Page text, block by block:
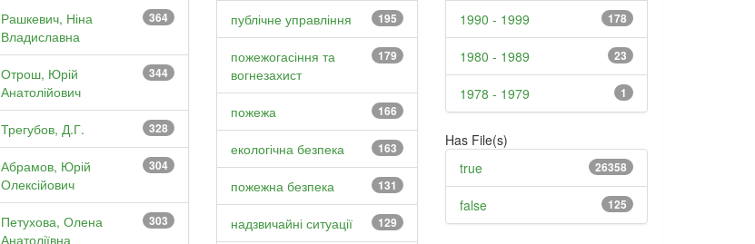
364
Рашкевич, Ніна
Владиславна
344
Отрош, Юрій
Анатолійович
328
Трегубов, Д.Г.
304
Абрамов, Юрій
Олексійович
303
Петухова, Олена
Анатоліївна
195
публічне управління
179
пожежогасіння та
вогнезахист
166
пожежа
163
екологічна безпека
131
пожежна безпека
129
надзвичайні ситуації
178
1990 - 1999
23
1980 - 1989
1
1978 - 1979
Has File(s)
26358
true
125
false